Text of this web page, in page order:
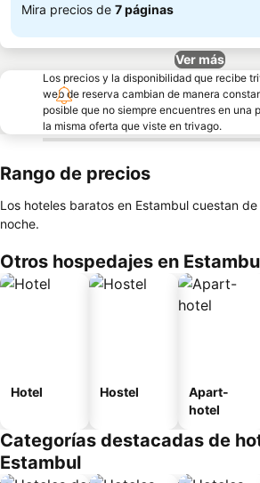
Mira precios de 7 páginas
Ver más
Los precios y la disponibilidad que recibe
web de reserva cambian de manera
posible que no siempre encuentres en una
la misma oferta que viste en trivago.
Rango de precios
Los hoteles baratos en Estambul cuestan de
noche.
Otros hospedajes en
Hotel Hostel
Apart-
hotel
Categorías destacadas de
Estambul